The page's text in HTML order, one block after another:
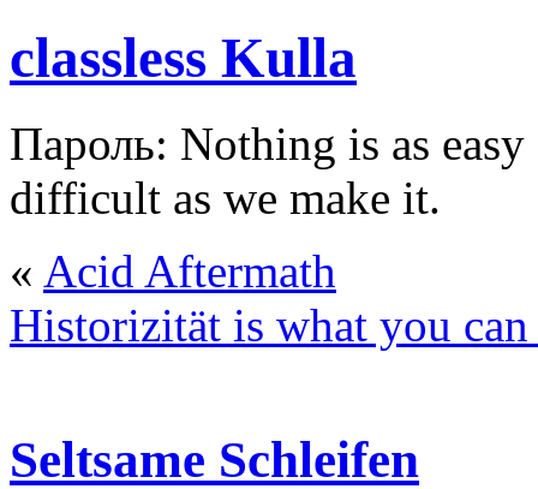
classless Kulla
Пароль: Nothing is as
difficult as we make it.
« Acid Aftermath
Historizität is what you
Seltsame Schleifen